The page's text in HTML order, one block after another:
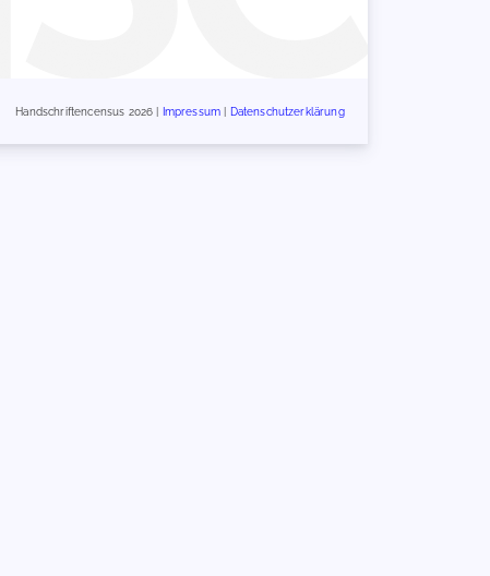
Handschriftencensus 2026 | Impressum Datenschutzerklärung